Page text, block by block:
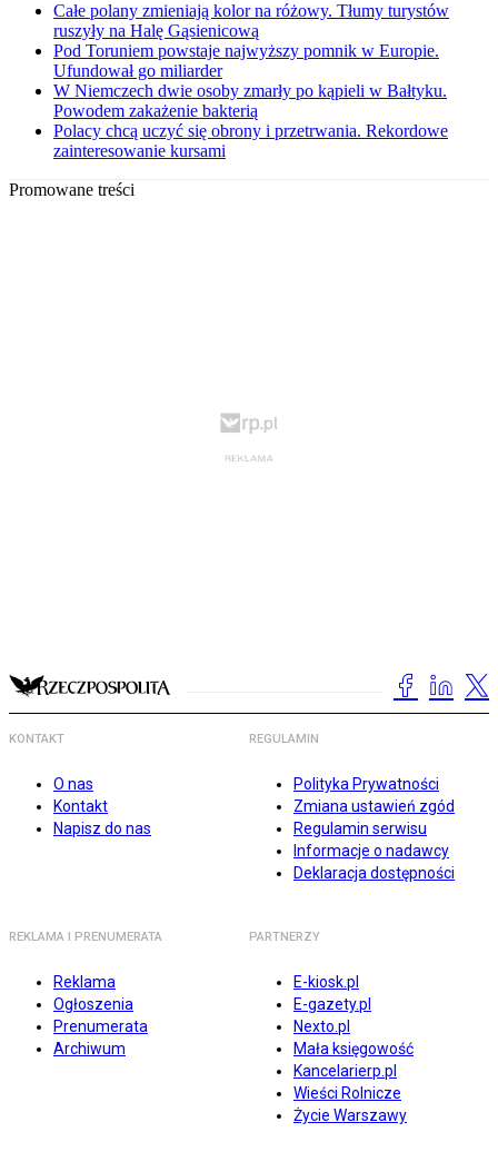
Całe polany zmieniają kolor na różowy. Tłumy turystów
ruszyły na Halę Gąsienicową
Pod Toruniem powstaje najwyższy pomnik w Europie.
Ufundował go miliarder
W Niemczech dwie osoby zmarły po kąpieli w Bałtyku.
Powodem zakażenie bakterią
Polacy chcą uczyć się obrony i przetrwania. Rekordowe
zainteresowanie kursami
Promowane treści
KONTAKT
O nas
Kontakt
Napisz do nas
REGULAMIN
Polityka Prywatności
Zmiana ustawień zgód
Regulamin serwisu
Informacje o nadawcy
Deklaracja dostępności
REKLAMA I PRENUMERATA
Reklama
Ogłoszenia
Prenumerata
Archiwum
PARTNERZY
E-kiosk.pl
E-gazety.pl
Nexto.pl
Mała księgowość
Kancelarierp.pl
Wieści Rolnicze
Życie Warszawy